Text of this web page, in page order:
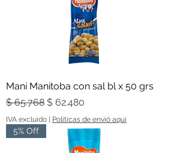
Maní Manitoba con sal bl x 50 grs
Precio
$ 65.768 Precio de oferta
$ 62.480
IVA excluido | Políticas de envió aquí
5% Off